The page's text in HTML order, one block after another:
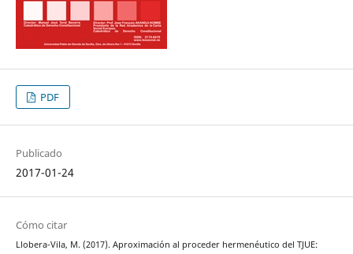
PDF
Publicado
2017-01-24
Cómo citar
Llobera-Vila, M. (2017). Aproximación al proceder hermenéutico del TJUE: